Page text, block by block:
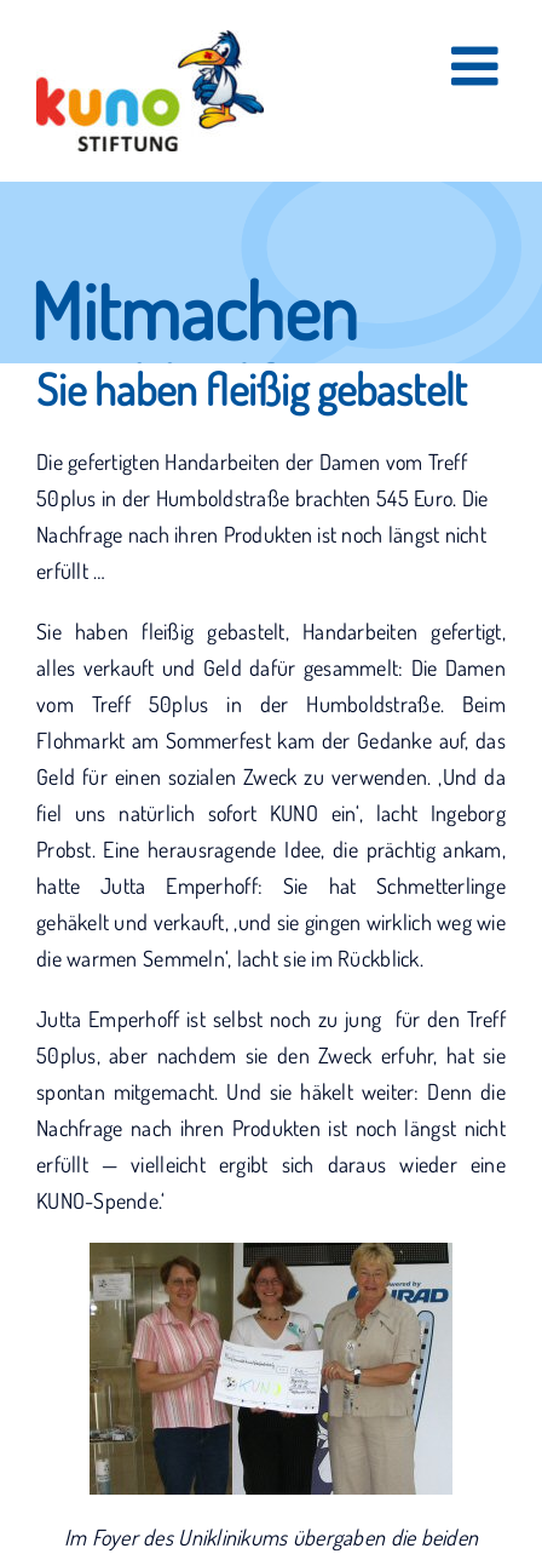
content
Mitmachen
und helfen.
Hier erfahren Sie, wie fleißige Helfer
KUNO bisher unterstützt haben.
Sie haben fleißig gebastelt
Die gefertigten Handarbeiten der Damen vom Treff
50plus in der Humboldstraße brachten 545 Euro. Die
Nachfrage nach ihren Produkten ist noch längst nicht
erfüllt …
Sie haben fleißig gebastelt, Handarbeiten gefertigt,
alles verkauft und Geld dafür gesammelt: Die Damen
vom Treff 50plus in der Humboldstraße. Beim
Flohmarkt am Sommerfest kam der Gedanke auf, das
Geld für einen sozialen Zweck zu verwenden. ‚Und da
fiel uns natürlich sofort KUNO ein‘, lacht Ingeborg
Probst. Eine herausragende Idee, die prächtig ankam,
hatte Jutta Emperhoff: Sie hat Schmetterlinge
gehäkelt und verkauft, ‚und sie gingen wirklich weg wie
die warmen Semmeln‘, lacht sie im Rückblick.
Jutta Emperhoff ist selbst noch zu jung für den Treff
50plus, aber nachdem sie den Zweck erfuhr, hat sie
spontan mitgemacht. Und sie häkelt weiter: Denn die
Nachfrage nach ihren Produkten ist noch längst nicht
erfüllt — vielleicht ergibt sich daraus wieder eine
KUNO-Spende.‘
Im Foyer des Uniklinikums übergaben die beiden